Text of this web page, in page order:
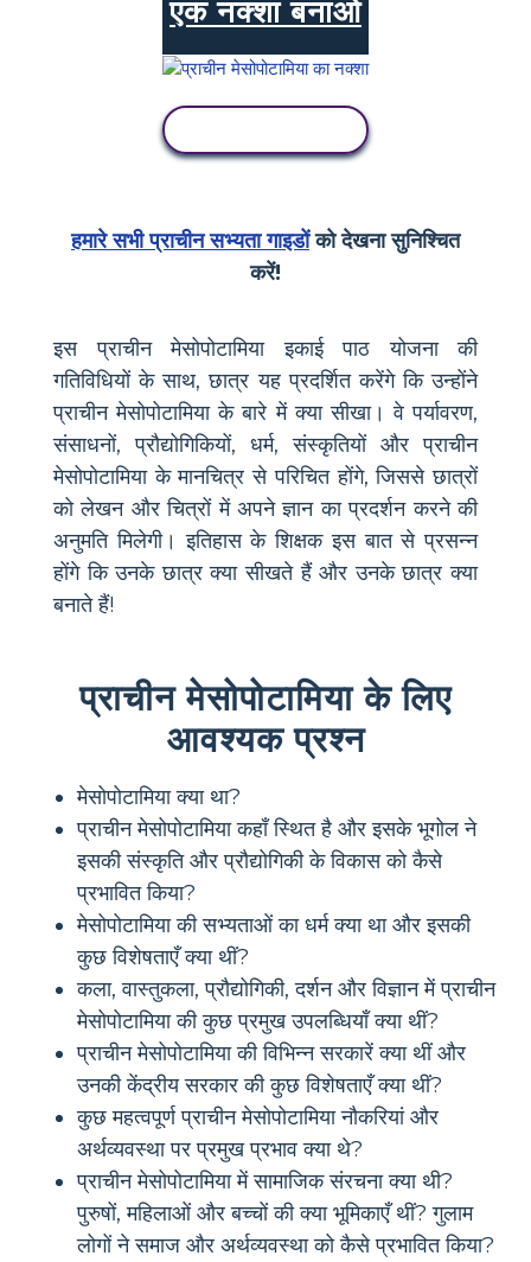
एक नक्शा बनाओ
हमारे सभी प्राचीन सभ्यता गाइडोंको देखना सुनिश्चित
करें!
इस प्राचीन मेसोपोटामिया इकाई पाठ योजना की
गतिविधियों के साथ, छात्र यह प्रदर्शित करेंगे कि उन्होंने
प्राचीन मेसोपोटामिया के बारे में क्या सीखा। वे पर्यावरण,
संसाधनों, प्रौद्योगिकियों, धर्म, संस्कृतियों और प्राचीन
मेसोपोटामिया के मानचित्र से परिचित होंगे, जिससे छात्रों
को लेखन और चित्रों में अपने ज्ञान का प्रदर्शन करने की
अनुमति मिलेगी। इतिहास के शिक्षक इस बात से प्रसन्न
होंगे कि उनके छात्र क्या सीखते हैं और उनके छात्र क्या
बनाते हैं!
प्राचीन मेसोपोटामिया के लिए
आवश्यक प्रश्न
मेसोपोटामिया क्या था?
प्राचीन मेसोपोटामिया कहाँ स्थित है और इसके भूगोल ने
इसकी संस्कृति और प्रौद्योगिकी के विकास को कैसे
प्रभावित किया?
मेसोपोटामिया की सभ्यताओं का धर्म क्या था और इसकी
कुछ विशेषताएँ क्या थीं?
कला, वास्तुकला, प्रौद्योगिकी, दर्शन और विज्ञान में प्राचीन
मेसोपोटामिया की कुछ प्रमुख उपलब्धियाँ क्या थीं?
प्राचीन मेसोपोटामिया की विभिन्न सरकारें क्या थीं और
उनकी केंद्रीय सरकार की कुछ विशेषताएँ क्या थीं?
कुछ महत्वपूर्ण प्राचीन मेसोपोटामिया नौकरियां और
अर्थव्यवस्था पर प्रमुख प्रभाव क्या थे?
प्राचीन मेसोपोटामिया में सामाजिक संरचना क्या थी?
पुरुषों, महिलाओं और बच्चों की क्या भूमिकाएँ थीं? गुलाम
लोगों ने समाज और अर्थव्यवस्था को कैसे प्रभावित किया?